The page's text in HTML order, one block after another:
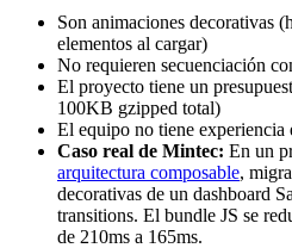
Son animaciones decorativas
elementos al cargar)
No requieren secuenciación
El proyecto tiene un
100KB gzipped total)
El equipo no tiene experiencia
Caso real de Mintec: En un
arquitectura composable,
decorativas de un dashboard
transitions. El bundle JS se
de 210ms a 165ms.